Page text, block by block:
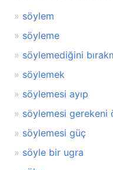
söylem
söyleme
söylemediğini
söylemek
söylemesi ayıp
söylemesi gerekeni
söylemesi güç
söyle bir ugra